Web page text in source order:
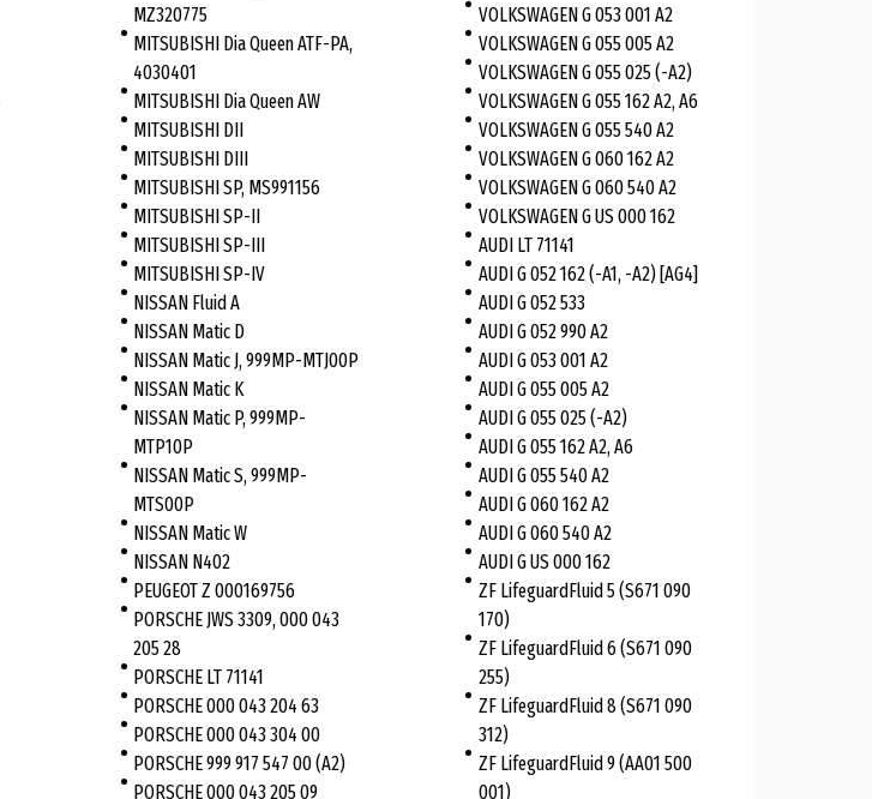
MZ320775
MITSUBISHI Dia Queen ATF-PA,
4030401
MITSUBISHI Dia Queen AW
MITSUBISHI DII
MITSUBISHI DIII
MITSUBISHI SP, MS991156
MITSUBISHI SP-II
MITSUBISHI SP-III
MITSUBISHI SP-IV
NISSAN Fluid A
NISSAN Matic D
NISSAN Matic J, 999MP-MTJ00P
NISSAN Matic K
NISSAN Matic P, 999MP-
MTP10P
NISSAN Matic S, 999MP-
MTS00P
NISSAN Matic W
NISSAN N402
PEUGEOT Z 000169756
PORSCHE JWS 3309, 000 043
205 28
PORSCHE LT 71141
PORSCHE 000 043 204 63
PORSCHE 000 043 304 00
PORSCHE 999 917 547 00 (A2)
PORSCHE 000 043 205 09
VOLKSWAGEN G 053 001 A2
VOLKSWAGEN G 055 005 A2
VOLKSWAGEN G 055 025 (-A2)
VOLKSWAGEN G 055 162 A2, A6
VOLKSWAGEN G 055 540 A2
VOLKSWAGEN G 060 162 A2
VOLKSWAGEN G 060 540 A2
VOLKSWAGEN G US 000 162
AUDI LT 71141
AUDI G 052 162 (-A1, -A2) [AG4]
AUDI G 052 533
AUDI G 052 990 A2
AUDI G 053 001 A2
AUDI G 055 005 A2
AUDI G 055 025 (-A2)
AUDI G 055 162 A2, A6
AUDI G 055 540 A2
AUDI G 060 162 A2
AUDI G 060 540 A2
AUDI G US 000 162
ZF LifeguardFluid 5 (S671 090
170)
ZF LifeguardFluid 6 (S671 090
255)
ZF LifeguardFluid 8 (S671 090
312)
ZF LifeguardFluid 9 (AA01 500
001)